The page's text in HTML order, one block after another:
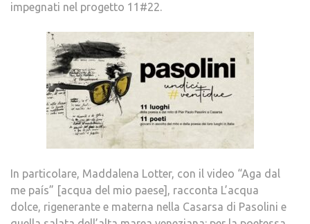
impegnati nel progetto 11#22.
In particolare, Maddalena Lotter, con il video “Aga dal
me país” [acqua del mio paese], racconta L’acqua
dolce, rigenerante e materna nella Casarsa di Pasolini e